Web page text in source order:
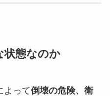
状態なのか
よって倒壊の危険、衛